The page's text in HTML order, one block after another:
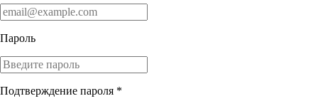
Пароль
Подтверждение пароля *